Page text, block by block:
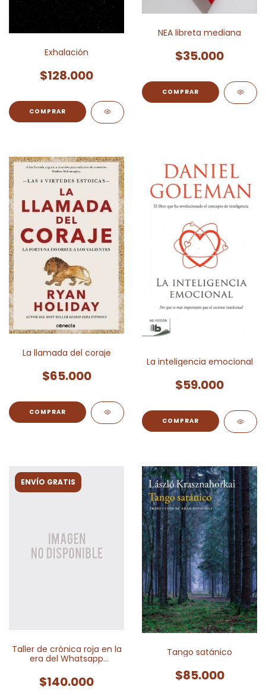
Exhalación
$128.000
NEA libreta mediana
$35.000
La llamada del coraje
$65.000
La inteligencia emocional
$59.000
ENVÍO GRATIS
Taller de crónica roja en la
era del Whatsapp
$140.000
Tango satánico
$85.000